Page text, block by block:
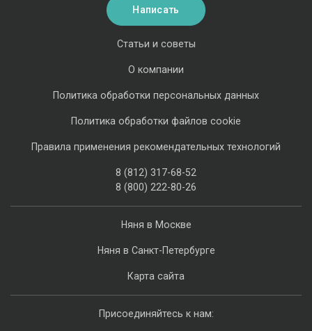
Няня в Москве
Няня в Санкт-Петербурге
Карта сайта
Статьи и советы
О компании
Политика обработки персональных данных
Политика обработки файлов cookie
Правила применения рекомендательных технологий
8 (812) 317-68-52
8 (800) 222-80-26
Написать
Присоединяйтесь к нам: